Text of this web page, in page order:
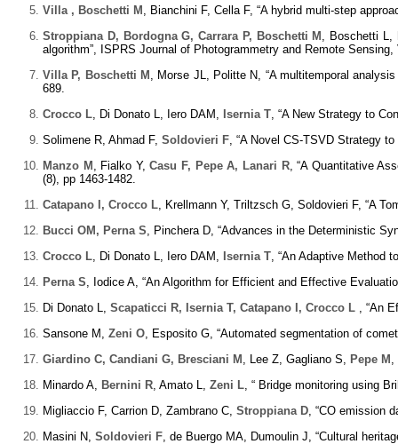
Villa , Boschetti M
, Bianchini F, Cella F, “A hybrid multi-step
Stroppiana D, Bordogna G, Carrara P, Boschetti M
, Boschetti L,
algorithm”, ISPRS Journal of Photogrammetry and Remote Sensing,
Villa P, Boschetti M
, Morse JL, Politte N, “A multitemporal
689.
Crocco L , Di Donato L, Iero DAM, Isernia T , “A New Strategy to
Solimene R, Ahmad F, Soldovieri F , “A Novel CS-TSVD Strategy
Manzo M
, Fialko Y,Casu F, Pepe A, Lanari R, “A Quantitative
(8), pp 1463-1482.
Catapano I, Crocco L , Krellmann Y, Triltzsch G, Soldovieri F, “A
Bucci OM, Perna S , Pinchera D, “Advances in the Deterministic
Crocco L , Di Donato L, Iero DAM, Isernia T , “An Adaptive Method
Perna S , Iodice A, “An Algorithm for Efficient and Effective
Di Donato L, Scapaticci R, Isernia T, Catapano I, Crocco L , “An
Sansone M, Zeni O , Esposito G, “Automated segmentation of
Giardino C, Candiani G, Bresciani M
, Lee Z, Gagliano S, Pepe M
Minardo A,
Bernini R , Amato L, Zeni L , “ Bridge monitoring using
Migliaccio F, Carrion D, Zambrano C, Stroppiana D , “CO emission
Masini N, Soldovieri F , de Buergo MA, Dumoulin J, “Cultural